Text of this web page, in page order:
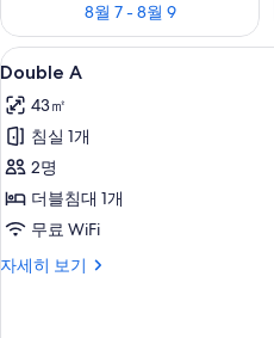
8월 7 - 8월 9
Double
A
사
진
모
두
보
기
8
Double A
43㎡
침실 1개
2명
더블침대 1개
무료 WiFi
자세히 보기
Double